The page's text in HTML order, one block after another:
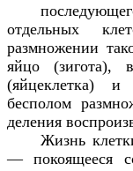
отдельных
размножении
яйцо (зигота),
(яйцеклетка)
бесполом
деления
Жизнь
— покоящееся